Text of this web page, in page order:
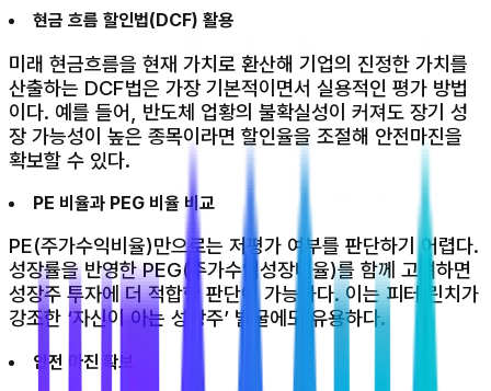
현금 흐름 할인법(DCF) 활용
미래 현금흐름을 현재 가치로 환산해 기업의 진정한 가치를
산출하는 DCF법은 가장 기본적이면서 실용적인 평가 방법
이다. 예를 들어, 반도체 업황의 불확실성이 커져도 장기 성
장 가능성이 높은 종목이라면 할인율을 조절해 안전마진을
확보할 수 있다.
PE 비율과 PEG 비율 비교
PE(주가수익비율)만으로는 저평가 여부를 판단하기 어렵다.
성장률을 반영한 PEG(주가수익성장비율)를 함께 고려하면
성장주 투자에 더 적합한 판단이 가능하다. 이는 피터 린치가
강조한 ‘자신이 아는 성장주’ 발굴에도 유용하다.
안전 마진 확보